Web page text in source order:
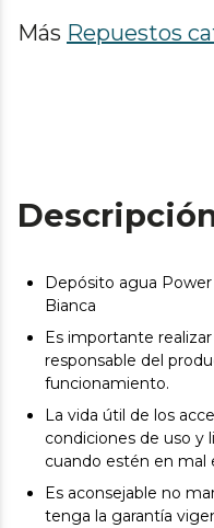
Más Repuestos
Depósito agua
Bianca
Es importante
responsable del
funcionamiento.
La vida útil de los
condiciones de uso y
cuando estén en mal
Es aconsejable no
tenga la garantía